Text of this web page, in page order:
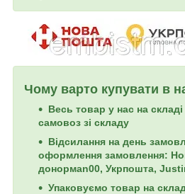
Чому варто купувати в
Весь товар у нас на
самовоз зі складу
Відсилання на день
оформлення замовлення:
донормan00, Укрпошта,
Упаковуємо товар на